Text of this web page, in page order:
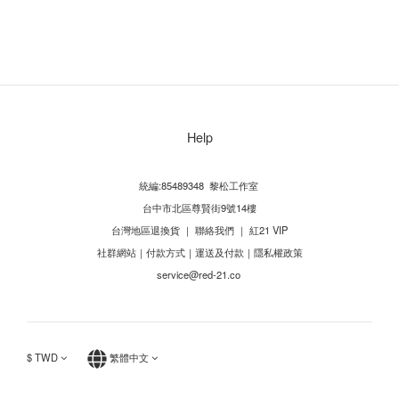
Help
統編:85489348 黎松工作室
台中市北區尊賢街9號14樓
台灣地區退換貨 ｜ 聯絡我們 ｜ 紅21 VIP
社群網站｜ 付款方式｜ 運送及付款 ｜ 隱私權政策
service@red-21.co
$TWD 繁體中文